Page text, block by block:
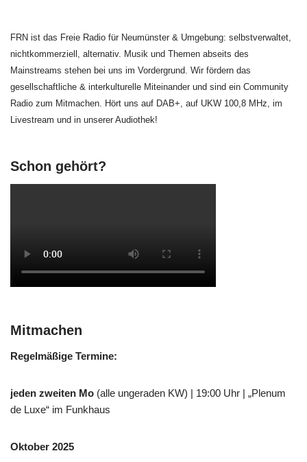
FRN ist das Freie Radio für Neumünster & Umgebung: selbstverwaltet,
nichtkommerziell, alternativ. Musik und Themen abseits des
Mainstreams stehen bei uns im Vordergrund. Wir fördern das
gesellschaftliche & interkulturelle Miteinander und sind ein Community
Radio zum Mitmachen. Hört uns auf DAB+, auf UKW 100,8 MHz, im
Livestream und in unserer Audiothek!
Schon gehört?
Mitmachen
Regelmäßige Termine:
jeden zweiten Mo (alle ungeraden KW) | 19:00 Uhr | „Plenum
de Luxe“ im Funkhaus
Oktober 2025